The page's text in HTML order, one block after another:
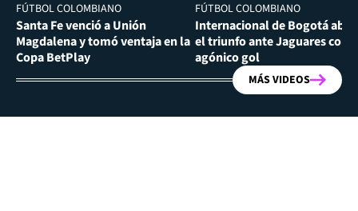
FÚTBOL COLOMBIANO
Santa Fe venció a Unión
Magdalena y tomó ventaja en la
Copa BetPlay
FÚTBOL COLOMBIANO
Internacional de Bogotá
el triunfo ante Jaguares con
agónico gol
MÁS VIDEOS